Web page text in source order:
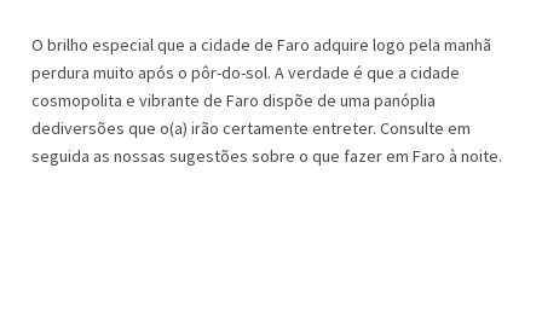
O brilho especial que a cidade de Faro adquire logo pela manhã
perdura muito após o pôr-do-sol. A verdade é que a cidade
cosmopolita e vibrante de Faro dispõe de uma panóplia
dediversões que o(a) irão certamente entreter. Consulte em
seguida as nossas sugestões sobre o que fazer em Faro à noite.